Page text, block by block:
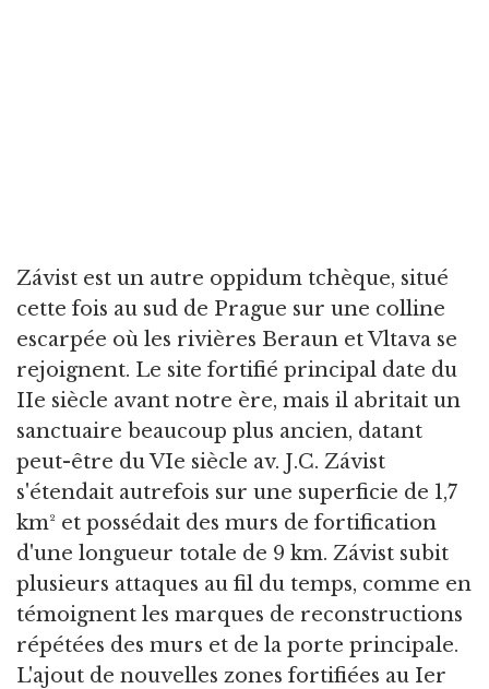
Závist est un autre oppidum tchèque, situé
cette fois au sud de Prague sur une colline
escarpée où les rivières Beraun et Vltava se
rejoignent. Le site fortifié principal date du
IIe siècle avant notre ère, mais il abritait un
sanctuaire beaucoup plus ancien, datant
peut-être du VIe siècle av. J.C. Závist
s'étendait autrefois sur une superficie de 1,7
km² et possédait des murs de fortification
d'une longueur totale de 9 km. Závist subit
plusieurs attaques au fil du temps, comme en
témoignent les marques de reconstructions
répétées des murs et de la porte principale.
L'ajout de nouvelles zones fortifiées au Ier